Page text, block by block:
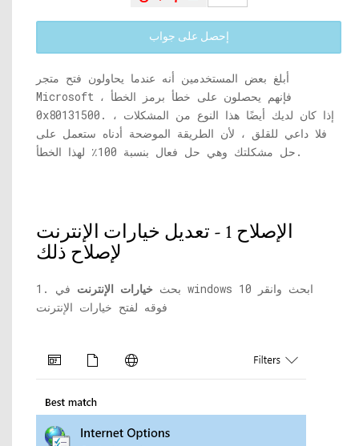
إحصل على جواب
أبلغ بعض المستخدمين أنه عندما يحاولون فتح متجر
Microsoft ، فإنهم يحصلون على خطأ برمز الخطأ
0x80131500. إذا كان لديك أيضًا هذا النوع من المشكلات ،
فلا داعي للقلق ، لأن الطريقة الموضحة أدناه ستعمل على
حل مشكلتك وهي حل فعال بنسبة 100٪ لهذا الخطأ.
الإصلاح 1 - تعديل خيارات الإنترنت
لإصلاح ذلك
1. بحث خيارات الإنترنت في windows 10 ابحث وانقر
فوقه لفتح خيارات الإنترنت